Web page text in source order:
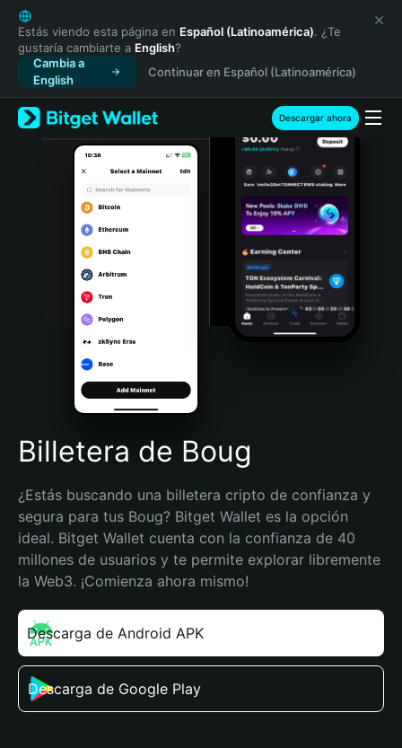
English
日本語
Tiếng Việt
Русский
Español (Latinoamérica)
Türkçe
Italiano
Português (Portugal)
Bahasa Indonesia
Português (Brasil)
Español (Argentina)
Estás viendo esta página en Español (Latinoamérica). ¿Te
gustaría cambiarte a English?
Cambia a
English
Continuar en Español (Latinoamérica)
Descargar ahora
Billetera de Boug
¿Estás buscando una billetera cripto de confianza y
segura para tus Boug? Bitget Wallet es la opción
ideal. Bitget Wallet cuenta con la confianza de 40
millones de usuarios y te permite explorar libremente
la Web3. ¡Comienza ahora mismo!
Descarga de Android APK
Descarga de Google Play